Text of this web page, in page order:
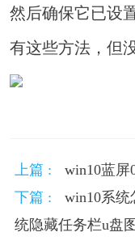
然后确保它已设
有这些方法，但
上篇 :
win10蓝屏
下篇 :
win10系统
统隐藏任务栏u盘